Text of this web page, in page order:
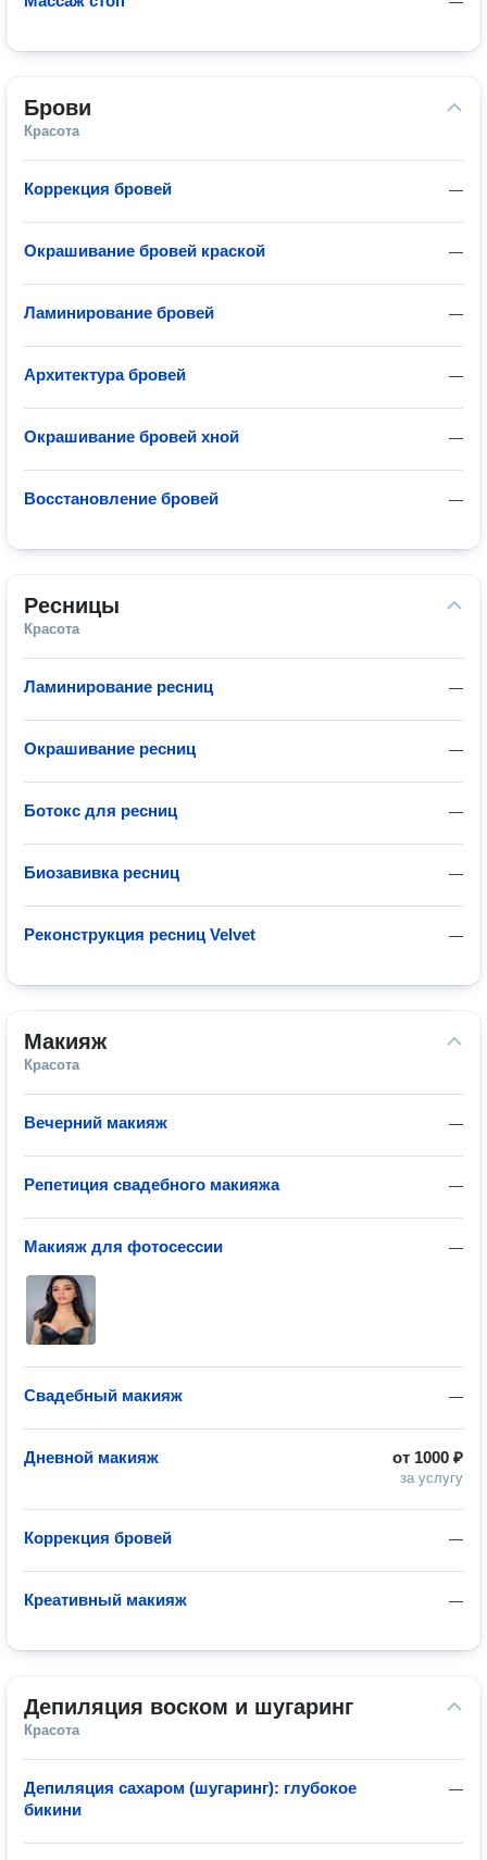
Брови
Красота
—
Коррекция бровей
—
Окрашивание бровей краской
—
Ламинирование бровей
—
Архитектура бровей
—
Окрашивание бровей хной
—
Восстановление бровей
Ресницы
Красота
—
Ламинирование ресниц
—
Окрашивание ресниц
—
Ботокс для ресниц
—
Биозавивка ресниц
—
Реконструкция ресниц Velvet
Макияж
Красота
—
Вечерний макияж
—
Репетиция свадебного макияжа
—
Макияж для фотосессии
—
Свадебный макияж
от 1000 ₽
за услугу
Дневной макияж
—
Коррекция бровей
—
Креативный макияж
Депиляция воском и шугаринг
Красота
—
Депиляция сахаром (шугаринг): глубокое
бикини